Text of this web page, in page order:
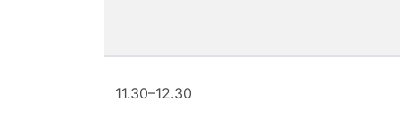
11.30–12.30